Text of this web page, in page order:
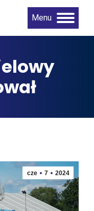
Menu
cze 7 2024